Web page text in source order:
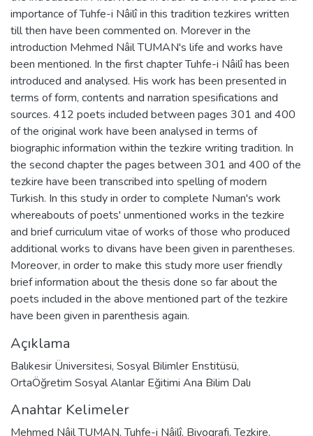
importance of Tuhfe-i Nâilî in this tradition tezkires written
till then have been commented on. Morever in the
introduction Mehmed Nâil TUMAN's life and works have
been mentioned. In the first chapter Tuhfe-i Nâilî has been
introduced and analysed. His work has been presented in
terms of form, contents and narration spesifications and
sources. 412 poets included between pages 301 and 400
of the original work have been analysed in terms of
biographic information within the tezkire writing tradition. In
the second chapter the pages between 301 and 400 of the
tezkire have been transcribed into spelling of modern
Turkish. In this study in order to complete Numan's work
whereabouts of poets' unmentioned works in the tezkire
and brief curriculum vitae of works of those who produced
additional works to divans have been given in parentheses.
Moreover, in order to make this study more user friendly
brief information about the thesis done so far about the
poets included in the above mentioned part of the tezkire
have been given in parenthesis again.
Açıklama
Balıkesir Üniversitesi, Sosyal Bilimler Enstitüsü,
OrtaÖğretim Sosyal Alanlar Eğitimi Ana Bilim Dalı
Anahtar Kelimeler
Mehmed Nâil TUMAN,Tuhfe-i Nâilî, Biyografi,Tezkire,